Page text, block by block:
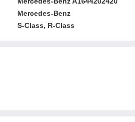
Mercedes-Benz
S-Class, R-Class